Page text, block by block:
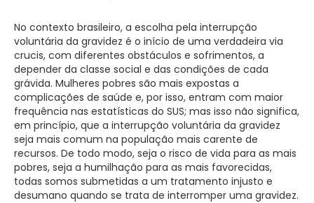
No contexto brasileiro, a escolha pela interrupção
voluntária da gravidez é o início de uma verdadeira via
crucis, com diferentes obstáculos e sofrimentos, a
depender da classe social e das condições de cada
grávida. Mulheres pobres são mais expostas a
complicações de saúde e, por isso, entram com maior
frequência nas estatísticas do SUS; mas isso não significa,
em princípio, que a interrupção voluntária da gravidez
seja mais comum na população mais carente de
recursos. De todo modo, seja o risco de vida para as mais
pobres, seja a humilhação para as mais favorecidas,
todas somos submetidas a um tratamento injusto e
desumano quando se trata de interromper uma gravidez.